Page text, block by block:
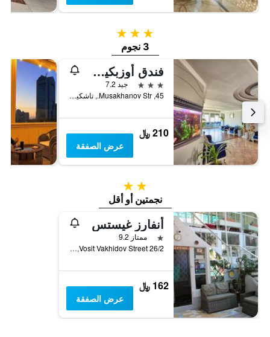
3 نجوم
3 نجوم
فندق أوزبكيستان
3 نجوم
جيد 7.2
45, Musakhanov Str., تاشكينت, أوزبكستان
210 ﷼
عرض الصفقة
2 نجمتين
نجمتين أو أقل
أنفارز غيستس
نجمة واحدة
ممتاز 9.2
26/2 Vosit Vakhidov Street, تاشكينت, أوزبكستان
162 ﷼
عرض الصفقة